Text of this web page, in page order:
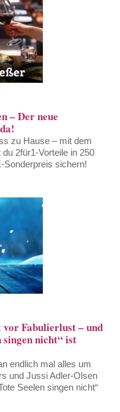
– Der neue
zu Hause – mit dem
2für1-Vorteile in 250
sichern!
Fabulierlust – und
singen nicht“ ist
endlich mal alles um
und Jussi Adler-Olsen
Seelen singen nicht“